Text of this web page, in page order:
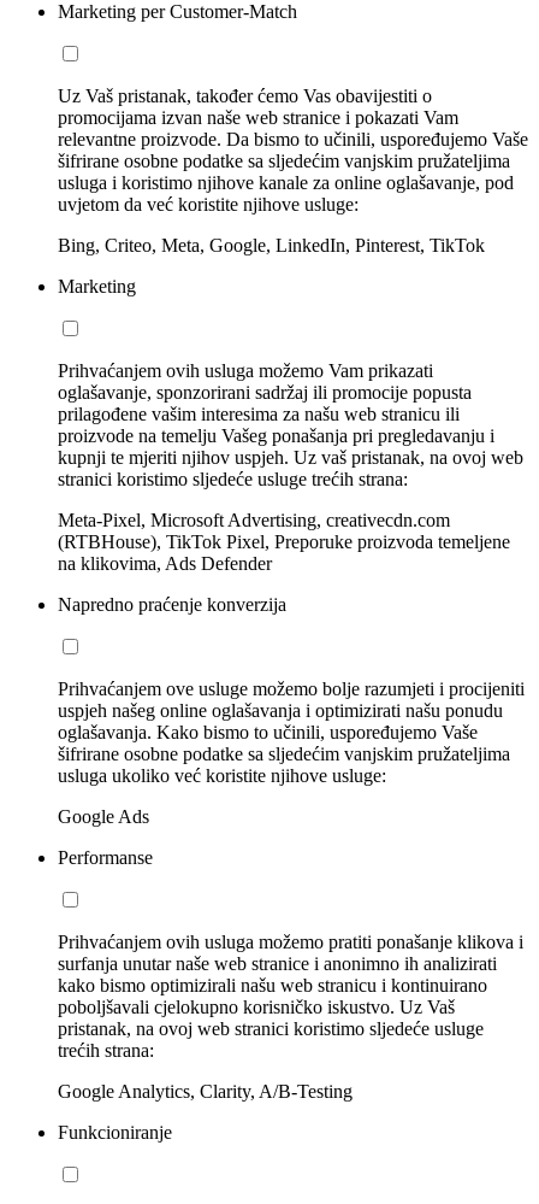
Marketing per Customer-Match
Uz Vaš pristanak, također ćemo Vas obavijestiti o
promocijama izvan naše web stranice i pokazati Vam
relevantne proizvode. Da bismo to učinili, uspoređujemo Vaše
šifrirane osobne podatke sa sljedećim vanjskim pružateljima
usluga i koristimo njihove kanale za online oglašavanje, pod
uvjetom da već koristite njihove usluge:
Bing, Criteo, Meta, Google, LinkedIn, Pinterest, TikTok
Marketing
Prihvaćanjem ovih usluga možemo Vam prikazati
oglašavanje, sponzorirani sadržaj ili promocije popusta
prilagođene vašim interesima za našu web stranicu ili
proizvode na temelju Vašeg ponašanja pri pregledavanju i
kupnji te mjeriti njihov uspjeh. Uz vaš pristanak, na ovoj web
stranici koristimo sljedeće usluge trećih strana:
Meta-Pixel, Microsoft Advertising, creativecdn.com
(RTBHouse), TikTok Pixel, Preporuke proizvoda temeljene
na klikovima, Ads Defender
Napredno praćenje konverzija
Prihvaćanjem ove usluge možemo bolje razumjeti i procijeniti
uspjeh našeg online oglašavanja i optimizirati našu ponudu
oglašavanja. Kako bismo to učinili, uspoređujemo Vaše
šifrirane osobne podatke sa sljedećim vanjskim pružateljima
usluga ukoliko već koristite njihove usluge:
Google Ads
Performanse
Prihvaćanjem ovih usluga možemo pratiti ponašanje klikova i
surfanja unutar naše web stranice i anonimno ih analizirati
kako bismo optimizirali našu web stranicu i kontinuirano
poboljšavali cjelokupno korisničko iskustvo. Uz Vaš
pristanak, na ovoj web stranici koristimo sljedeće usluge
trećih strana:
Google Analytics, Clarity, A/B-Testing
Funkcioniranje